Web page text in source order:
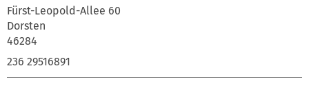
Fürst-Leopold-Allee 60
Dorsten
46284
236 29516891